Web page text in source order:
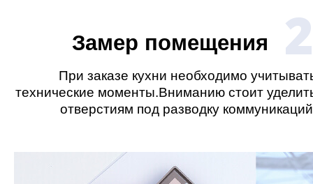
2
При заказе кухни необходимо
технические моменты.Вниманию стоит
отверстиям под разводку
Замер помещения